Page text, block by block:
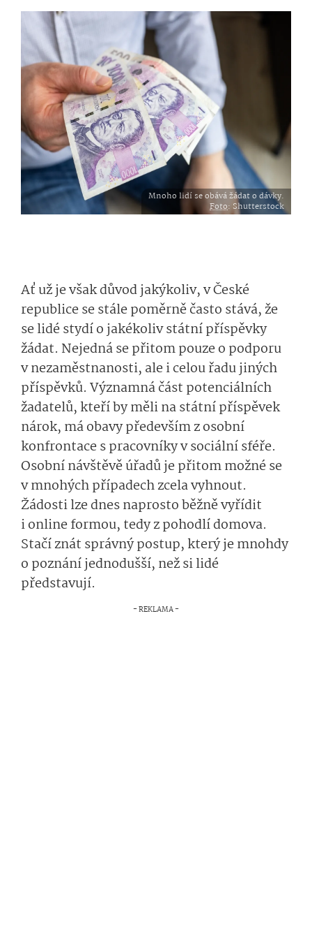
Mnoho lidí se obává žádat o dávky.
Foto: Shutterstock
Ať už je však důvod jakýkoliv, v České
republice se stále poměrně často stává, že
se lidé stydí o jakékoliv státní příspěvky
žádat. Nejedná se přitom pouze o podporu
v nezaměstnanosti, ale i celou řadu jiných
příspěvků. Významná část potenciálních
žadatelů, kteří by měli na státní příspěvek
nárok, má obavy především z osobní
konfrontace s pracovníky v sociální sféře.
Osobní návštěvě úřadů je přitom možné se
v mnohých případech zcela vyhnout.
Žádosti lze dnes naprosto běžně vyřídit
i online formou, tedy z pohodlí domova.
Stačí znát správný postup, který je mnohdy
o poznání jednodušší, než si lidé
představují.